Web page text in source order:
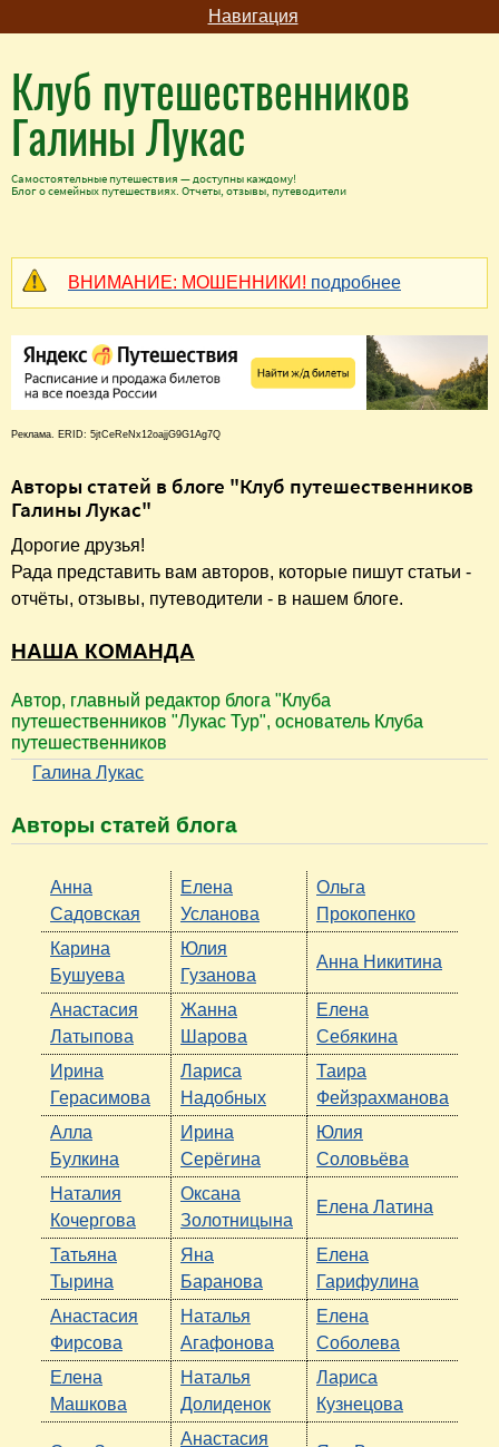
Навигация
Клуб путешественников
Галины Лукас
Самостоятельные путешествия — доступны каждому!
Блог о семейных путешествиях. Отчеты, отзывы, путеводители
ВНИМАНИЕ: МОШЕННИКИ! подробнее
Реклама. ERID: 5jtCeReNx12oajjG9G1Ag7Q
Авторы статей в блоге "Клуб путешественников
Галины Лукас"
Дорогие друзья!
Рада представить вам авторов, которые пишут статьи -
отчёты, отзывы, путеводители - в нашем блоге.
НАША КОМАНДА
Автор, главный редактор блога "Клуба
путешественников "Лукас Тур", основатель Клуба
путешественников
Галина Лукас
Авторы статей блога
Анна
Садовская
Елена
Усланова
Ольга
Прокопенко
Карина
Бушуева
Юлия
Гузанова
Анна Никитина
Анастасия
Латыпова
Жанна
Шарова
Елена
Себякина
Ирина
Герасимова
Лариса
Надобных
Таира
Фейзрахманова
Алла
Булкина
Ирина
Серёгина
Юлия
Соловьёва
Наталия
Кочергова
Оксана
Золотницына
Елена Латина
Татьяна
Тырина
Яна
Баранова
Елена
Гарифулина
Анастасия
Фирсова
Наталья
Агафонова
Елена
Соболева
Елена
Машкова
Наталья
Долиденок
Лариса
Кузнецова
Анастасия